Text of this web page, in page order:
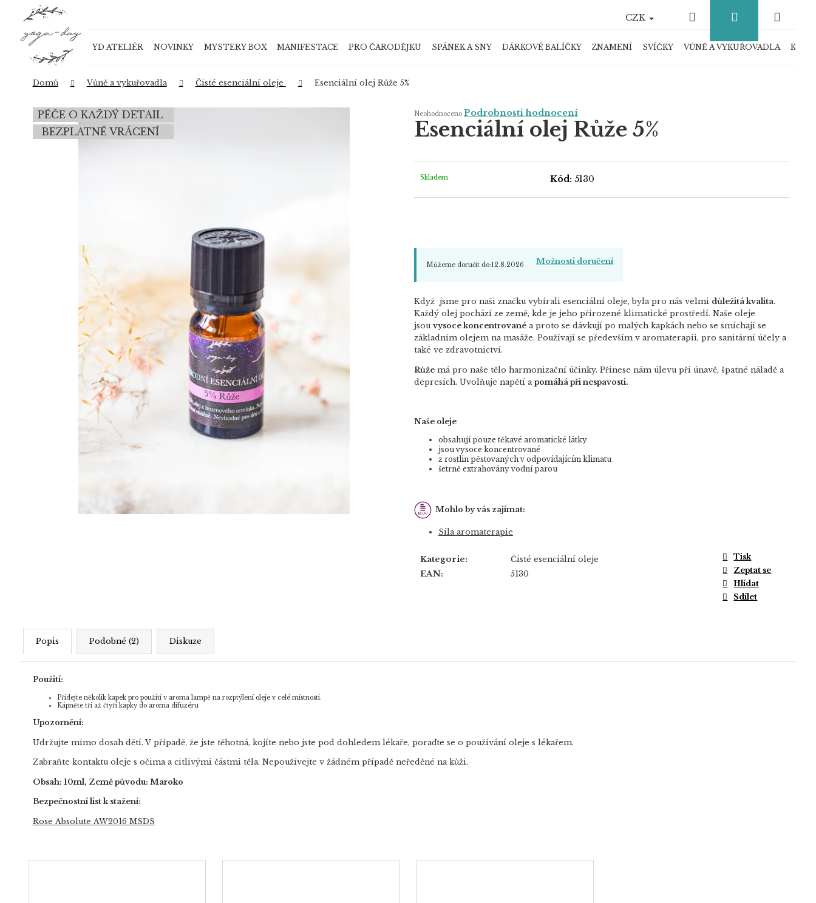
YD ATELIÉR
NOVINKY MYSTERY BOX MANIFESTACE PRO ČARODĚJKU SPÁNEK A SNY DÁRKOVÉ BALÍČKY ZNAMENÍ SVÍČKY VŮNĚ A VYKUŘOVADLA
CZK Hledat Přihlášení
košík
Domů Vůně a vykuřovadla Čisté esenciální oleje Esenciální olej Růže 5%
Průměrné
hodnocení
produktu
je
Neohodnoceno Podrobnosti hodnocení
Esenciální olej Růže 5%
Skladem Kód: 5130
Můžeme doručit do:12.8.2026 Možnosti doručení
Když jsme pro naši značku vybírali esenciální oleje, byla pro nás velmi důležitá kvalita.
Každý olej pochází ze země, kde je jeho přirozené klimatické prostředí. Naše oleje
jsou vysoce koncentrované a proto se dávkují po malých kapkách nebo se smíchají se
základním olejem na masáže. Používají se především v aromaterapii, pro sanitární účely a
také ve zdravotnictví.
Růže má pro naše tělo harmonizační účinky. Přinese nám úlevu při únavě, špatné náladě a
depresích. Uvolňuje napětí a pomáhá při nespavosti.
Naše oleje
obsahují pouze těkavé aromatické látky
jsou vysoce koncentrované
z rostlin pěstovaných v odpovídajícím klimatu
šetrně extrahovány vodní parou
Mohlo by vás zajímat:
Síla aromaterapie
Kategorie: Čisté esenciální oleje
EAN: 5130
Tisk
Zeptat se
Hlídat
Sdílet
PÉČE O KAŽDÝ DETAIL
BEZPLATNÉ VRÁCENÍ
Popis Podobné (2) Diskuze
Použití:
Přidejte několik kapek pro použití v aroma lampě na rozptýlení oleje v celé místnosti.
Kápněte tři až čtyři kapky do aroma difuzéru
Upozornění:
Udržujte mimo dosah dětí. V případě, že jste těhotná, kojíte nebo jste pod dohledem lékaře, poraďte se o používání oleje s lékařem.
Zabraňte kontaktu oleje s očima a citlivými částmi těla. Nepoužívejte v žádném případě neředěné na kůži.
Obsah: 10ml, Země původu: Maroko
Bezpečnostní list k stažení:
Rose Absolute AW2016 MSDS
Zpět
do
obchodu
Zpět
do
obchodu
Co potřebujete najít?
HLEDAT
Doporučujeme